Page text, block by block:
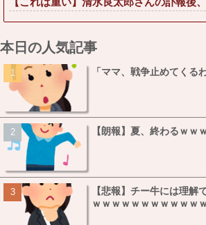
本日の人気記事
「ママ、戦争止めてく
【朗報】夏、終わるｗｗ
【悲報】チー牛には理解
ｗｗｗｗｗｗｗｗｗｗｗ